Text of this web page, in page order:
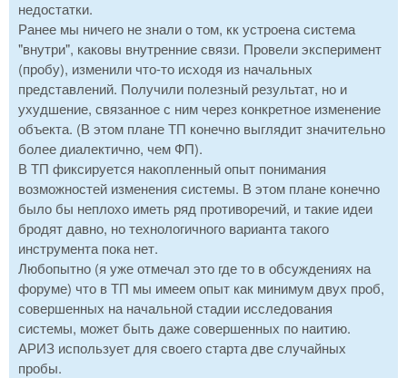
недостатки.
Ранее мы ничего не знали о том, кк устроена система
"внутри", каковы внутренние связи. Провели эксперимент
(пробу), изменили что-то исходя из начальных
представлений. Получили полезный результат, но и
ухудшение, связанное с ним через конкретное изменение
объекта. (В этом плане ТП конечно выглядит значительно
более диалектично, чем ФП).
В ТП фиксируется накопленный опыт понимания
возможностей изменения системы. В этом плане конечно
было бы неплохо иметь ряд противоречий, и такие идеи
бродят давно, но технологичного варианта такого
инструмента пока нет.
Любопытно (я уже отмечал это где то в обсуждениях на
форуме) что в ТП мы имеем опыт как минимум двух проб,
совершенных на начальной стадии исследования
системы, может быть даже совершенных по наитию.
АРИЗ использует для своего старта две случайных
пробы.